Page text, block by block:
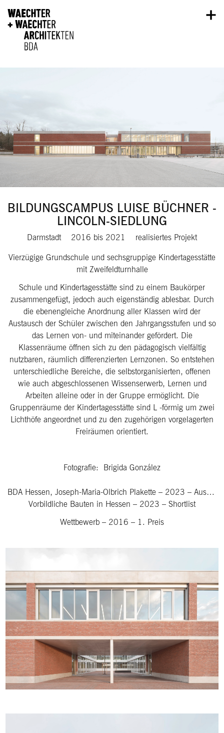
BILDUNGSCAMPUS LUISE BÜCHNER -
LINCOLN-SIEDLUNG
Darmstadt 2016 bis 2021
realisiertes Projekt
Vierzügige Grundschule und sechsgruppige Kindertagesstätte
mit Zweifeldturnhalle
Schule und Kindertagesstätte sind zu einem Baukörper
zusammengefügt, jedoch auch eigenständig ablesbar. Durch
die ebenengleiche Anordnung aller Klassen wird der
Austausch der Schüler zwischen den Jahrgangsstufen und so
das Lernen von- und miteinander gefördert. Die
Klassenräume öffnen sich zu den pädagogisch vielfältig
nutzbaren, räumlich differenzierten Lernzonen. So entstehen
unterschiedliche Bereiche, die selbstorganisierten, offenen
wie auch abgeschlossenen Wissenserwerb, Lernen und
Arbeiten alleine oder in der Gruppe ermöglicht. Die
Gruppenräume der Kindertagesstätte sind L -förmig um zwei
Lichthöfe angeordnet und zu den zugehörigen vorgelagerten
Freiräumen orientiert.
Fotografie: Brigida González
BDA Hessen, Joseph-Maria-Olbrich Plakette – 2023 – Auszeichnung
Vorbildliche Bauten in Hessen – 2023 – Shortlist
Wettbewerb – 2016 – 1. Preis